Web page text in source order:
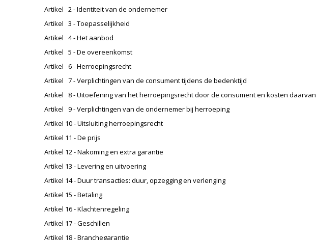
Artikel 2 - Identiteit van de ondernemer
Artikel 3 - Toepasselijkheid
Artikel 4 - Het aanbod
Artikel 5 - De overeenkomst
Artikel 6 - Herroepingsrecht
Artikel 7 - Verplichtingen van de consument tijdens de bedenktijd
Artikel 8 - Uitoefening van het herroepingsrecht door de consument en kosten daarvan
Artikel 9 - Verplichtingen van de ondernemer bij herroeping
Artikel 10 - Uitsluiting herroepingsrecht
Artikel 11 - De prijs
Artikel 12 - Nakoming en extra garantie
Artikel 13 - Levering en uitvoering
Artikel 14 - Duur transacties: duur, opzegging en verlenging
Artikel 15 - Betaling
Artikel 16 - Klachtenregeling
Artikel 17 - Geschillen
Artikel 18 - Branchegarantie